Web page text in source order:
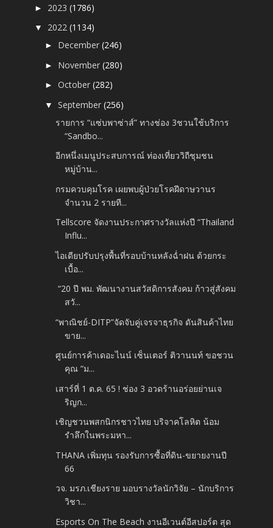
► 2023(1786)
▼ 2022(1134)
► December(246)
► November(280)
►October(282)
▼September(256)
รายการ “แซ่บพาซ่าส์” ทางช่อง 3ชวนใช้บริการ
“Sandbo...
อีกหนึ่งเมนูประสบการณ์ ท่องเที่ยววิถีชุมชน
หมู่บ้าน...
กรมควบคุมโรค เผยพบผู้ป่วยโรคฝีดาษวานร
จำนวน 2 รายที...
Tellscore จัดงานประกาศรางวัลแห่งปี “Thailand
Influ...
ไอเดียปรับปรุงพื้นที่รอบบ้านหลังฉ่ำฝน ด้วยกระ
เบื้อ...
“20 ปี พม. พัฒนางานสวัสดิการสังคม ก้าวสู่สังคม
สวั...
“พาณิชย์-DITP”จัดจับคู่เจรจาธุรกิจ ดันสินค้าไทย
ขาย...
ศูนย์การค้าเดอะไนน์ เซ็นเตอร์ ติวานนท์ ขอชวน
คุณ “ม...
เสาร์ที่ 1 ต.ค. 65 ! ช่อง 3 อวดร้านอร่อยย่านเจ
ริญก...
เชิญชวนพสกนิกรชาวไทย บริจาคโลหิต น้อม
รำลึกในพระมหา...
THANA เพิ่มทุน รองรับการซื้อที่ดิน-ขยายงานปี
66
วจ. มรภ.เชียงราย มอบรางวัลนักวิจัย – นักบริการ
วิชา...
Esports On The Beach งานอีเวนต์อีสปอร์ต สุด